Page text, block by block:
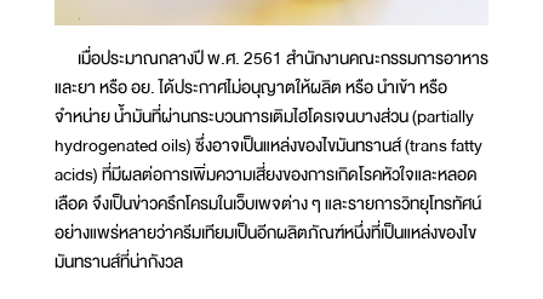
เมื่อประมาณกลางปี พ.ศ. 2561 สำนักงานคณะกรรมการอาหาร
และยา หรือ อย. ได้ประกาศไม่อนุญาตให้ผลิต หรือ นำเข้า หรือ
จำหน่าย น้ำมันที่ผ่านกระบวนการเติมไฮโดรเจนบางส่วน (partially
hydrogenated oils) ซึ่งอาจเป็นแหล่งของไขมันทรานส์ (trans fatty
acids) ที่มีผลต่อการเพิ่มความเสี่ยงของการเกิดโรคหัวใจและหลอด
เลือด จึงเป็นข่าวครึกโครมในเว็บเพจต่าง ๆ และรายการวิทยุโทรทัศน์
อย่างแพร่หลายว่าครีมเทียมเป็นอีกผลิตภัณฑ์หนึ่งที่เป็นแหล่งของไข
มันทรานส์ที่น่ากังวล